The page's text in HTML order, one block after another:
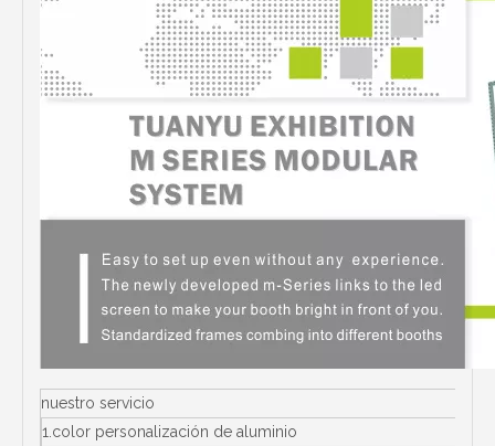
nuestro servicio
1.color personalización de aluminio